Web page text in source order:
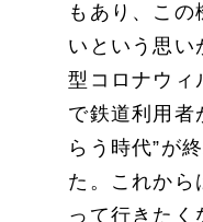
もあり、この
いという思い
型コロナウィ
で鉄道利用者
らう時代”が
た。これから
って行きたく